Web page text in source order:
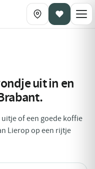
uit in en
.
of een goede koffie
Lierop op een rijtje